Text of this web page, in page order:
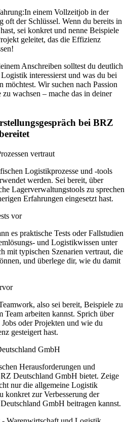
In einem Vollzeitjob in der
der Schlüssel. Wenn du bereits in
sei konkret und nenne Beispiele
geleitet, das die Effizienz
Anschreiben solltest du deutlich
interessierst und was du bei
Wir suchen nach Passion
wachsen – mache das in deiner
bei BRZ
vertraut
Logistikprozesse und -tools
werden. Sei bereit, über
Lagerverwaltungstools zu sprechen
Erfahrungen eingesetzt hast.
vor
es praktische Tests oder Fallstudien
und Logistikwissen unter
mit typischen Szenarien vertraut, die
und überlege dir, wie du damit
also sei bereit, Beispiele zu
Team arbeiten kannst. Sprich über
oder Projekten und wie du
gesteigert hast.
GmbH
Herausforderungen und
Deutschland GmbH bietet. Zeige
nur die allgemeine Logistik
konkret zur Verbesserung der
GmbH beitragen kannst.